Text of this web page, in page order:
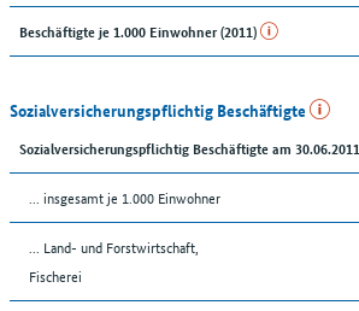
Beschäftigte je 1.000 Einwohner (2011)
Sozialversicherungspflichtig Beschäftigte
Sozialversicherungspflichtig Beschäftigte am 30.06.2011
... insgesamt je 1.000 Einwohner
... Land- und Forstwirtschaft,
Fischerei